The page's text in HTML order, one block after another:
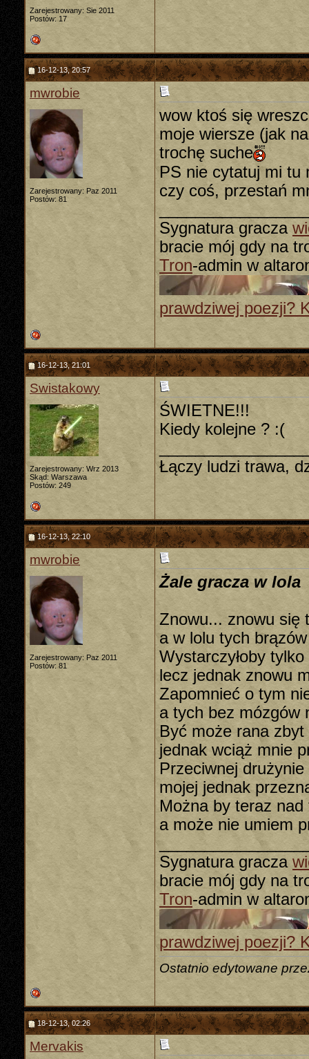
Zarejestrowany: Sie 2011
Postów: 17
16-12-13, 20:57
mwrobie
Zarejestrowany: Paz 2011
Postów: 81
wow ktoś się
moje wiersze (jak
trochę suche
PS nie cytatuj mi tu
czy coś, przestań
Sygnatura gracza
bracie mój gdy na
Tron-admin w
prawdziwej poezji?
16-12-13, 21:01
Swistakowy
Zarejestrowany: Wrz 2013
Skąd: Warszawa
Postów: 249
ŚWIETNE!!!
Kiedy kolejne ? :(
Łączy ludzi trawa,
16-12-13, 22:10
mwrobie
Zarejestrowany: Paz 2011
Postów: 81
Żale gracza w lola
Znowu... znowu się
a w lolu tych brązów
Wystarczyłoby
lecz jednak znowu
Zapomnieć o tym
a tych bez mózgów
Być może rana
jednak wciąż mnie
Przeciwnej
mojej jednak
Można by teraz
a może nie umiem
Sygnatura gracza
bracie mój gdy na
Tron-admin w
prawdziwej poezji?
Ostatnio edytowane
18-12-13, 02:26
Mervakis